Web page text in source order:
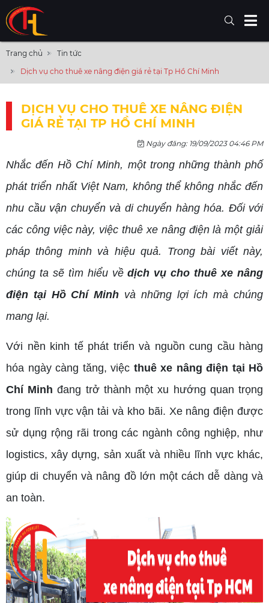
Trang chủ
Tin tức
Dịch vụ cho thuê xe nâng điện giá rẻ tại Tp Hồ Chí Minh
DỊCH VỤ CHO THUÊ XE NÂNG ĐIỆN
GIÁ RẺ TẠI TP HỒ CHÍ MINH
Ngày đăng: 19/09/2023 04:46 PM
Nhắc đến Hồ Chí Minh, một trong những thành phố
phát triển nhất Việt Nam, không thể không nhắc đến
nhu cầu vận chuyển và di chuyển hàng hóa. Đối với
các công việc này, việc thuê xe nâng điện là một giải
pháp thông minh và hiệu quả. Trong bài viết này,
chúng ta sẽ tìm hiểu vềdịch vụ cho thuê xe nâng
điện tại Hồ Chí Minh và những lợi ích mà chúng
mang lại.
Với nền kinh tế phát triển và nguồn cung cầu hàng
hóa ngày càng tăng, việc thuê xe nâng điện tại Hồ
Chí Minh đang trở thành một xu hướng quan trọng
trong lĩnh vực vận tải và kho bãi. Xe nâng điện được
sử dụng rộng rãi trong các ngành công nghiệp, như
logistics, xây dựng, sản xuất và nhiều lĩnh vực khác,
giúp di chuyển và nâng đồ lớn một cách dễ dàng và
an toàn.